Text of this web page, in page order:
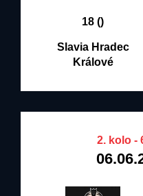
18 ()
Slavia Hradec
Králové
2. kolo -